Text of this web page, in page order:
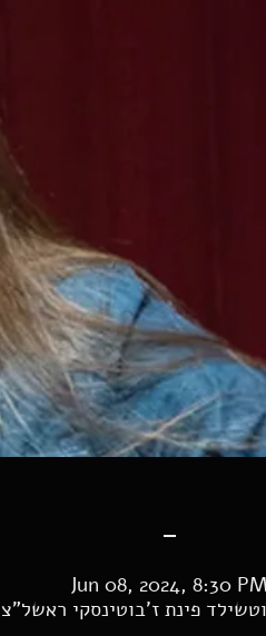
-
Jun 08, 2024, 8:30 PM
פינת ז'בוטינסקי ראשל"צ